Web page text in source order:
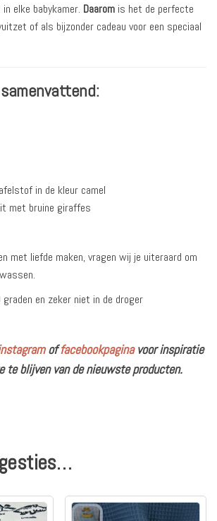
elke babykamer. Daarom is het de perfecte
of als bijzonder cadeau voor een speciaal
in de kleur camel
met bruine giraffes
met liefde maken, vragen wij je uiteraard om
en zeker niet in de droger
offacebookpaginavoor inspiratie
te blijven van de nieuwste producten.